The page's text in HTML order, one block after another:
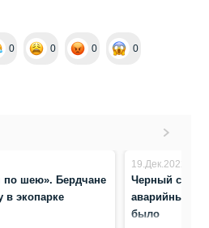
0 0 0 0
по шею». Бердчане
в экопарке
19.Дек.2022
Черный снег.
аварийных и
было